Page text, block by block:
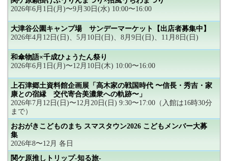
2026年6月1日(月)〜9月30日(水) 10:00〜16:00
大津谷公園キャンプ場 サンデーマーケット【出店者募集中】
2026年4月12日(日)、5月10日(日)、8月9日(日)、11月8日(日)
和傘物語×千成ひょうたん祭り
2026年6月1日(月)〜12月10日(木) 10:00〜16:00
上石津郷土資料館企画展「高木家の戦国時代 〜信長・秀吉・家
康との宿縁 交代寄合美濃衆への軌跡〜」
2026年7月12日(日)〜12月20日(日) 9:30〜17:00（入館は16時30分
まで）
おおがきこどものまち スマスタウン2026 こどもメンバー大募
集
2026年8〜12月 各日
関ケ原推しトリップ-知る旅-